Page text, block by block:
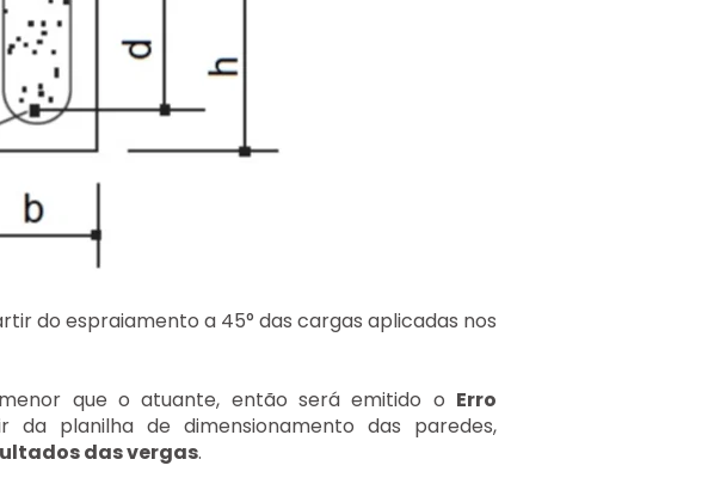
do espraiamento a 45° das cargas aplicadas nos
que o atuante, então será emitido o Erro
planilha de dimensionamento das paredes,
das vergas.